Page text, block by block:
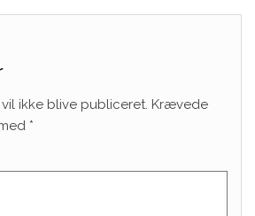
ikke blive publiceret. Krævede
*